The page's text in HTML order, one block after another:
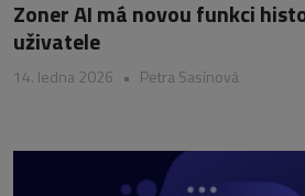
Zoner AI má novou funkci
uživatele
14. ledna 2026 • Petra Sasínová